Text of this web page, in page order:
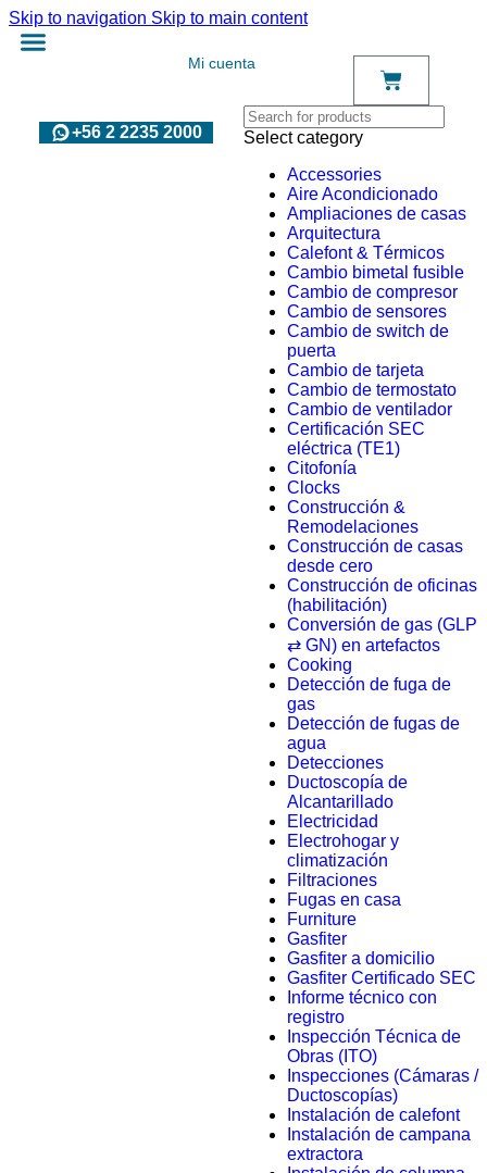
Skip to navigation Skip to main content
Mi cuenta
+56 2 2235 2000
Select category
Accessories
Aire Acondicionado
Ampliaciones de casas
Arquitectura
Calefont & Térmicos
Cambio bimetal fusible
Cambio de compresor
Cambio de sensores
Cambio de switch de
puerta
Cambio de tarjeta
Cambio de termostato
Cambio de ventilador
Certificación SEC
eléctrica (TE1)
Citofonía
Clocks
Construcción &
Remodelaciones
Construcción de casas
desde cero
Construcción de oficinas
(habilitación)
Conversión de gas (GLP
⇄ GN) en artefactos
Cooking
Detección de fuga de
gas
Detección de fugas de
agua
Detecciones
Ductoscopía de
Alcantarillado
Electricidad
Electrohogar y
climatización
Filtraciones
Fugas en casa
Furniture
Gasfiter
Gasfiter a domicilio
Gasfiter Certificado SEC
Informe técnico con
registro
Inspección Técnica de
Obras (ITO)
Inspecciones (Cámaras /
Ductoscopías)
Instalación de calefont
Instalación de campana
extractora